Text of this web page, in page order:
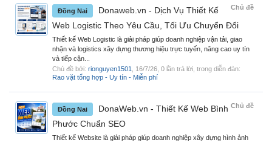
Chủ đề
Đồng Nai
Donaweb.vn - Dịch Vụ Thiết Kế
Web Logistic Theo Yêu Cầu, Tối Ưu Chuyển Đổi
Thiết kế Web Logistic là giải pháp giúp doanh nghiệp vận tải, giao
nhận và logistics xây dựng thương hiệu trực tuyến, nâng cao uy tín
và tiếp cận...
Chủ đề bởi: rionguyen1501 16/7/26 , 0 lần trả lời, trong diễn đàn:
Rao vặt tổng hợp - Uy tín - Miễn phí
Chủ đề
Đồng Nai
DonaWeb.vn - Thiết Kế Web Bình
Phước Chuẩn SEO
Thiết kế Website là giải pháp giúp doanh nghiệp xây dựng hình ảnh